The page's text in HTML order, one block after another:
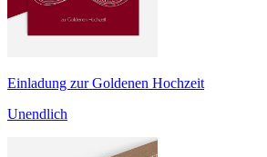
Einladung zur Goldenen Hochzeit
Unendlich